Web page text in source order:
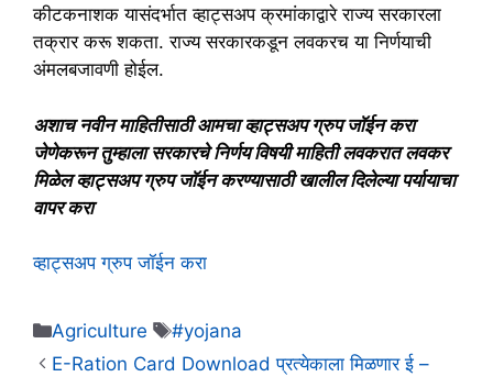
कीटकनाशक यासंदर्भात व्हाट्सअप क्रमांकाद्वारे राज्य सरकारला
तक्रार करू शकता. राज्य सरकारकडून लवकरच या निर्णयाची
अंमलबजावणी होईल.
अशाच नवीन माहितीसाठी आमचा व्हाट्सअप ग्रुप जॉईन करा
जेणेकरून तुम्हाला सरकारचे निर्णय विषयी माहिती लवकरात लवकर
मिळेल व्हाट्सअप ग्रुप जॉईन करण्यासाठी खालील दिलेल्या पर्यायाचा
वापर करा
व्हाट्सअप ग्रुप जॉईन करा
Categories
Agriculture Tags
#yojana
E-Ration Card Download प्रत्येकाला मिळणार ई –